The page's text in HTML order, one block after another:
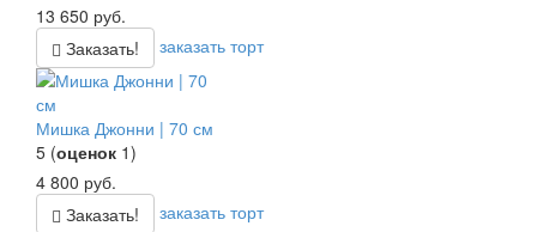
13 650 руб.
Заказать!
заказать торт
Мишка Джонни | 70 см
5 (оценок 1)
4 800 руб.
Заказать!
заказать торт